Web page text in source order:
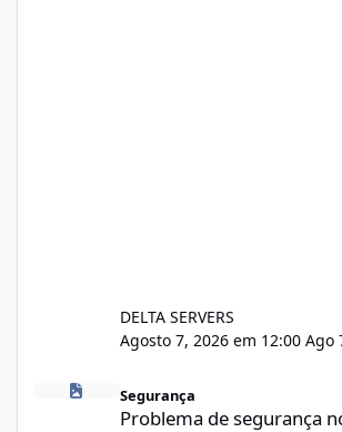
DELTA SERVERS
Agosto 7, 2026 em 12:00 Ago
Segurança
Problema de segurança